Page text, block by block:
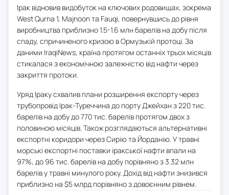
Ірак відновив видобуток на ключових родовищах, зокрема
West Qurna 1, Majnoon та Fauqi, повернувшись до рівня
виробництва приблизно 1.5-1.6 млн барелів на добу після
спаду, спричиненого кризою в Ормузькій протоці. За
даними IraqiNews, країна протягом останніх трьох місяців
стикалася з економічною залежністю від нафти через
закриття протоки.
Уряд Іраку схвалив плани розширення експорту через
трубопровід Ірак-Туреччина до порту Джейхан з 220 тис.
барелів на добу до 770 тис. барелів протягом двох з
половиною місяців. Також розглядаються альтернативні
експортні коридори через Сирію та Йорданію. У травні
морські експортні поставки іракської нафти впали на
97%, до 96 тис. барелів на добу порівняно з 3.32 млн
барелів у травні минулого року. Дохід від нафти знизився
приблизно на $5 млрд порівняно з довоєнним рівнем.